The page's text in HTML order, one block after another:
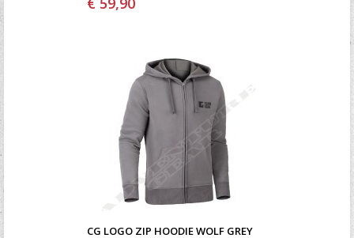
CG LOGO ZIP HOODIE WOLF GREY